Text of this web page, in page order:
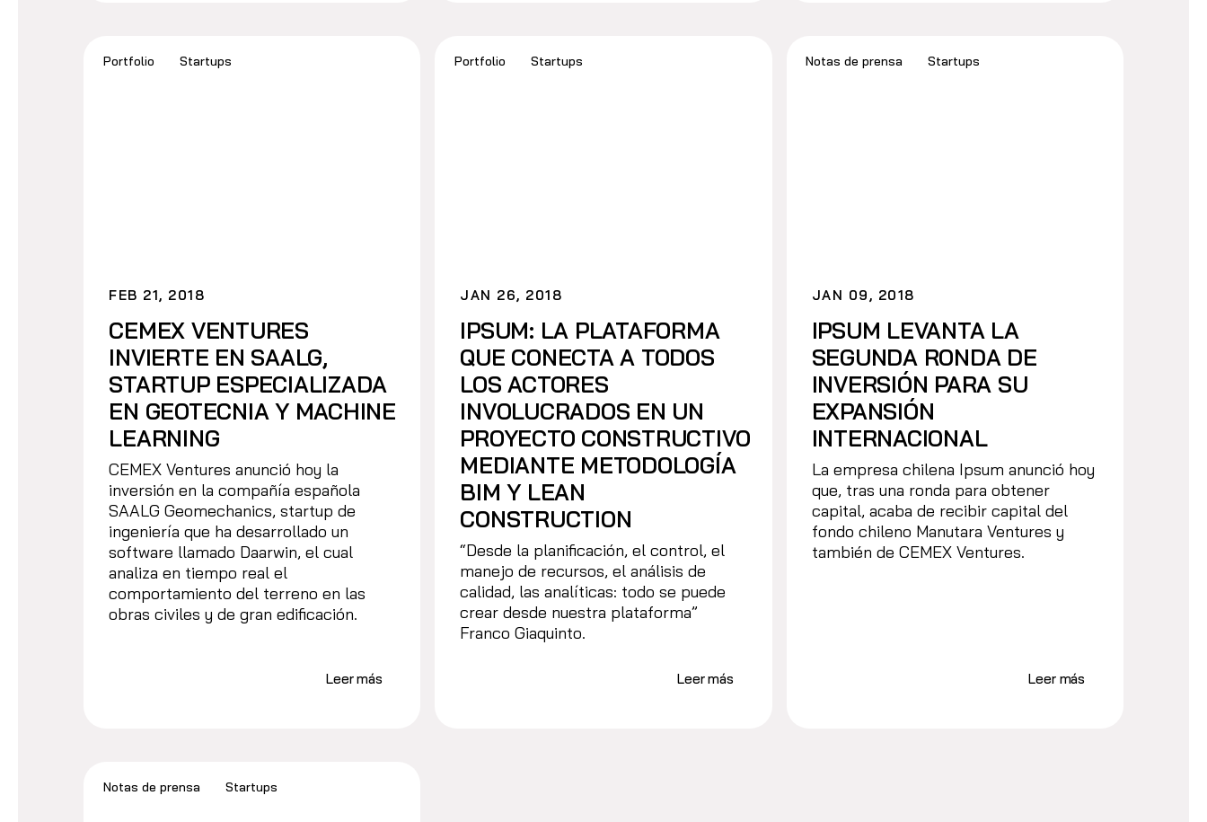
Portfolio Startups
FEB 21, 2018
CEMEX VENTURES
INVIERTE EN SAALG,
STARTUP ESPECIALIZADA
EN GEOTECNIA Y MACHINE
LEARNING
CEMEX Ventures anunció hoy la
inversión en la compañía española
SAALG Geomechanics, startup de
ingeniería que ha desarrollado un
software llamado Daarwin, el cual
analiza en tiempo real el
comportamiento del terreno en las
obras civiles y de gran edificación.
Leer más
Portfolio Startups
JAN 26, 2018
IPSUM: LA PLATAFORMA
QUE CONECTA A TODOS
LOS ACTORES
INVOLUCRADOS EN UN
PROYECTO CONSTRUCTIVO
MEDIANTE METODOLOGÍA
BIM Y LEAN
CONSTRUCTION
“Desde la planificación, el control, el
manejo de recursos, el análisis de
calidad, las analíticas: todo se puede
crear desde nuestra plataforma”
Franco Giaquinto.
Leer más
Notas de prensa Startups
JAN 09, 2018
IPSUM LEVANTA LA
SEGUNDA RONDA DE
INVERSIÓN PARA SU
EXPANSIÓN
INTERNACIONAL
La empresa chilena Ipsum anunció hoy
que, tras una ronda para obtener
capital, acaba de recibir capital del
fondo chileno Manutara Ventures y
también de CEMEX Ventures.
Leer más
Notas de prensa Startups